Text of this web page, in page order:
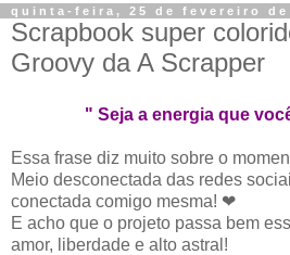
quinta-feira, 25 de fevereiro de
Scrapbook super
Groovy da A Scrapper
" Seja a energia que
Essa frase diz muito sobre o
Meio desconectada das redes
conectada comigo mesma! ❤
E acho que o projeto passa bem
amor, liberdade e alto astral!